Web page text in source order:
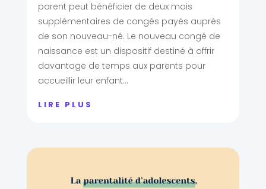
parent peut bénéficier de deux mois
supplémentaires de congés payés auprès
de son nouveau-né. Le nouveau congé de
naissance est un dispositif destiné à offrir
davantage de temps aux parents pour
accueillir leur enfant...
LIRE PLUS